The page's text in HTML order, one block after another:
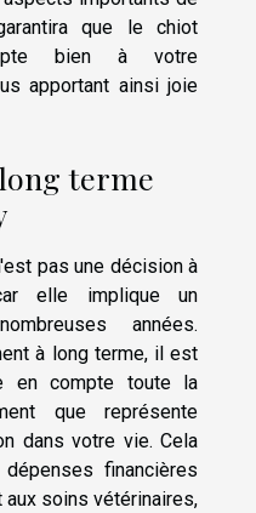
que le chiot
bien à votre
apportant ainsi joie
terme
pas une décision à
elle implique un
années.
à long terme, il est
en compte toute la
que représente
dans votre vie. Cela
financières
soins vétérinaires,